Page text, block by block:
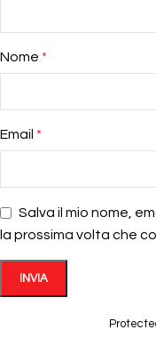
Nome *
Email *
Salva il mio nome,
la prossima volta che